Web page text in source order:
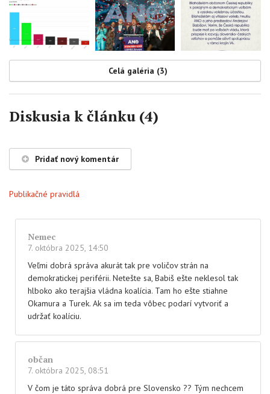
Celá galéria (3)
Diskusia k článku (4)
Pridať nový komentár
Publikačné pravidlá
Nemec
7. októbra 2025, 14:50
Veľmi dobrá správa akurát tak pre voličov strán na
demokratickej periférii. Netešte sa, Babiš ešte neklesol tak
hlboko ako terajšia vládna koalícia. Tam ho ešte stiahne
Okamura a Turek. Ak sa im teda vôbec podarí vytvoriť a
udržať koalíciu.
občan
7. októbra 2025, 08:51
V čom je táto správa dobrá pre Slovensko ?? Tým nechcem